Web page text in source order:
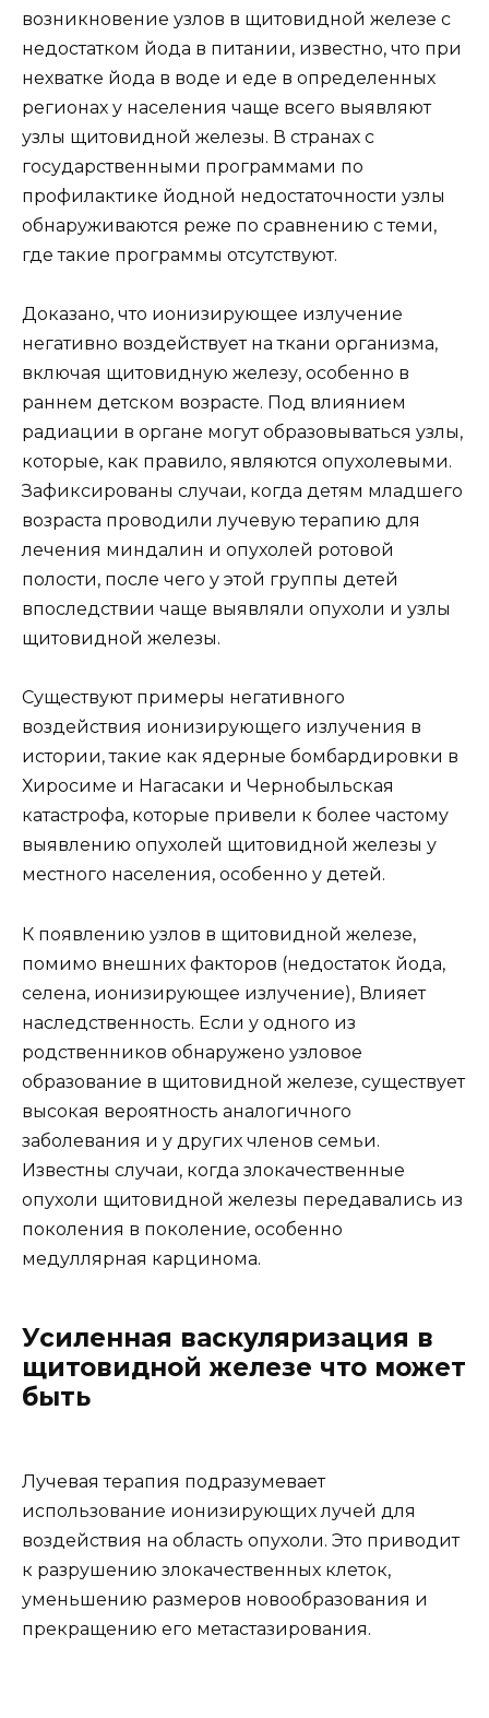
возникновение узлов в щитовидной железе с
недостатком йода в питании, известно, что при
нехватке йода в воде и еде в определенных
регионах у населения чаще всего выявляют
узлы щитовидной железы. В странах с
государственными программами по
профилактике йодной недостаточности узлы
обнаруживаются реже по сравнению с теми,
где такие программы отсутствуют.
Доказано, что ионизирующее излучение
негативно воздействует на ткани организма,
включая щитовидную железу, особенно в
раннем детском возрасте. Под влиянием
радиации в органе могут образовываться узлы,
которые, как правило, являются опухолевыми.
Зафиксированы случаи, когда детям младшего
возраста проводили лучевую терапию для
лечения миндалин и опухолей ротовой
полости, после чего у этой группы детей
впоследствии чаще выявляли опухоли и узлы
щитовидной железы.
Существуют примеры негативного
воздействия ионизирующего излучения в
истории, такие как ядерные бомбардировки в
Хиросиме и Нагасаки и Чернобыльская
катастрофа, которые привели к более частому
выявлению опухолей щитовидной железы у
местного населения, особенно у детей.
К появлению узлов в щитовидной железе,
помимо внешних факторов (недостаток йода,
селена, ионизирующее излучение), Влияет
наследственность. Если у одного из
родственников обнаружено узловое
образование в щитовидной железе, существует
высокая вероятность аналогичного
заболевания и у других членов семьи.
Известны случаи, когда злокачественные
опухоли щитовидной железы передавались из
поколения в поколение, особенно
медуллярная карцинома.
Усиленная васкуляризация в
щитовидной железе что может
быть
Лучевая терапия подразумевает
использование ионизирующих лучей для
воздействия на область опухоли. Это приводит
к разрушению злокачественных клеток,
уменьшению размеров новообразования и
прекращению его метастазирования.